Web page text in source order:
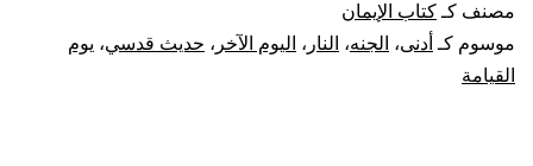
الجنة
مصنف كـكتاب الإيمان
موسوم كـ أدنى، الجنه، النار ، اليوم الآخر ، حديث قدسي، يوم
القيامة